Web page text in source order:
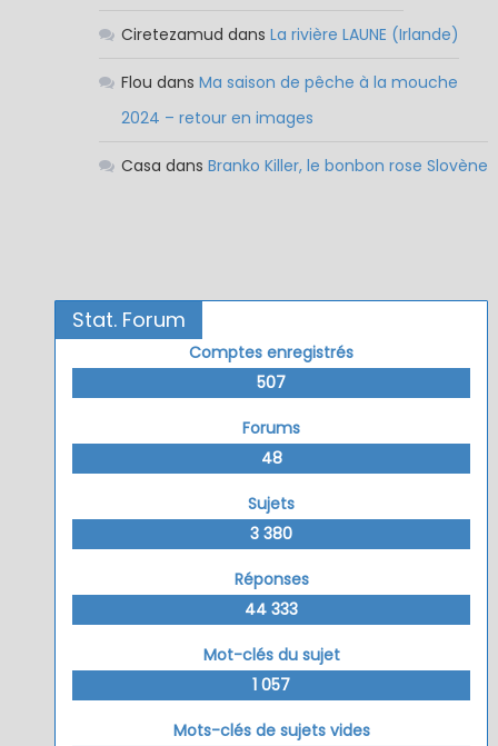
Ciretezamud dans La rivière LAUNE (Irlande)
Flou dans Ma saison de pêche à la mouche
2024 – retour en images
Casa dans Branko Killer, le bonbon rose Slovène
Stat. Forum
Comptes enregistrés
507
Forums
48
Sujets
3 380
Réponses
44 333
Mot-clés du sujet
1 057
Mots-clés de sujets vides